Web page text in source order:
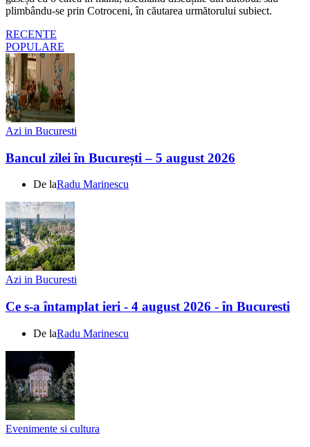
plimbându-se prin Cotroceni, în căutarea următorului subiect.
RECENTE
POPULARE
Azi in Bucuresti
Bancul zilei în București – 5 august 2026
De laRadu Marinescu
Azi in Bucuresti
Ce s-a întamplat ieri - 4 august 2026 - în Bucuresti
De laRadu Marinescu
Evenimente si cultura